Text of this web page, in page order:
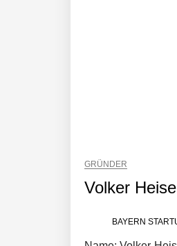
GRÜNDER
Volker
BAYERN